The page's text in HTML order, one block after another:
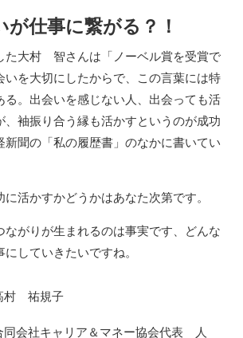
が仕事に繋がる？！
た大村 智さんは「ノーベル賞を受賞で
いを大切にしたからで、この言葉には特
る。出会いを感じない人、出会っても活
、袖振り合う縁も活かすというのが成功
新聞の「私の履歴書」のなかに書いてい
活かすかどうかはあなた次第です。
ながりが生まれるのは事実です、どんな
していきたいですね。
村 祐規子
同会社キャリア＆マネー協会代表 人